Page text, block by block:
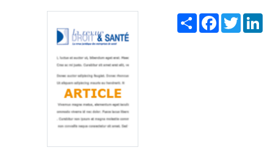
Share Facebook
Twitter